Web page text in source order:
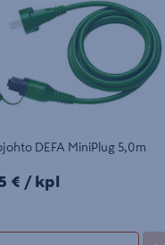
DEFA MiniPlug 5,0m
kpl
€ / kpl